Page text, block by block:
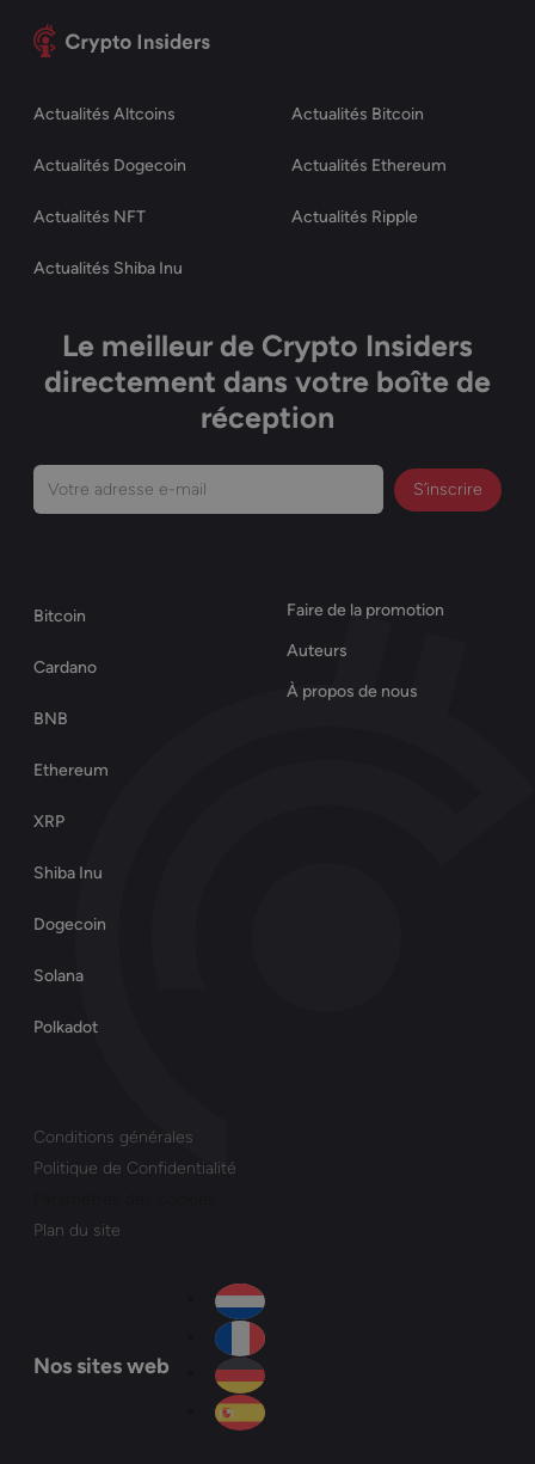
Actualités Altcoins Actualités Bitcoin
Actualités Dogecoin Actualités Ethereum
Actualités NFT Actualités Ripple
Actualités Shiba Inu
Le meilleur de Crypto Insiders
directement dans votre boîte de
réception
Votre
adresse
(Nécessaire)
Bitcoin
Cardano
BNB
Ethereum
XRP
Shiba Inu
Dogecoin
Solana
Polkadot
Faire de la promotion
Auteurs
À propos de nous
Conditions générales
Politique de Confidentialité
Plan du site
Nos sites web